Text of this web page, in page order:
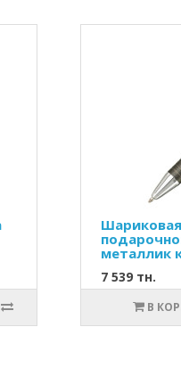
Шариковая
металлик
7 539 тн.
В